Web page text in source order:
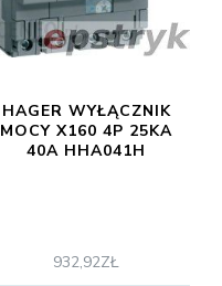
HAGER WYŁĄCZNIK
MOCY X160 4P 25KA
40A HHA041H
932,92ZŁ